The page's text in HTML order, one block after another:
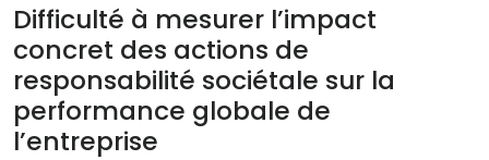
Difficulté à mesurer l’impact
concret des actions de
responsabilité sociétale sur la
performance globale de
l’entreprise